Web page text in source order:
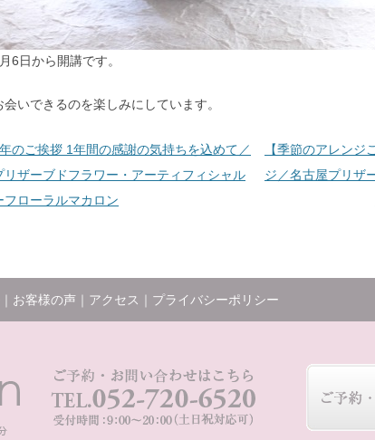
6日から開講です。
会いできるのを楽しみにしています。
ゲーション
のご挨拶 1年間の感謝の気持ちを込めて／
リザーブドフラワー・アーティフィシャル
フローラルマカロン
【季節のアレンジ
ジ／名古屋プリザ
お客様の声 アクセス プライバシーポリシー